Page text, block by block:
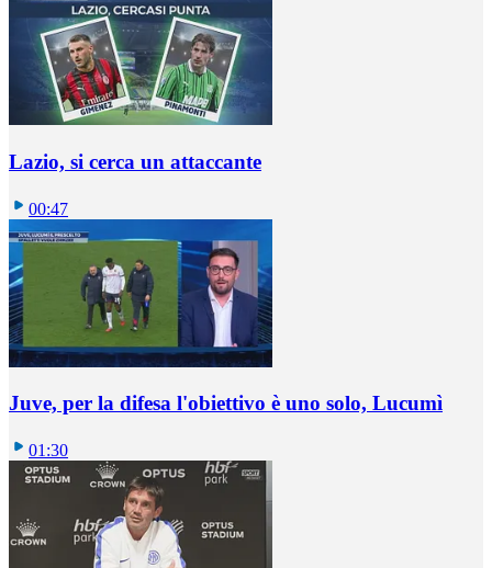
Lazio, si cerca un attaccante
00:47
Juve, per la difesa l'obiettivo è uno solo, Lucumì
01:30